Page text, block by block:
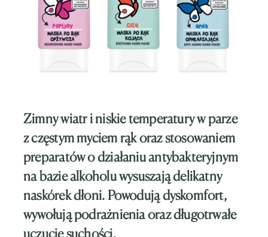
Zimny wiatr i niskie temperatury w parze
z częstym myciem rąk oraz stosowaniem
preparatów o działaniu antybakteryjnym
na bazie alkoholu wysuszają delikatny
naskórek dłoni. Powodują dyskomfort,
wywołują podrażnienia oraz długotrwałe
uczucie suchości.